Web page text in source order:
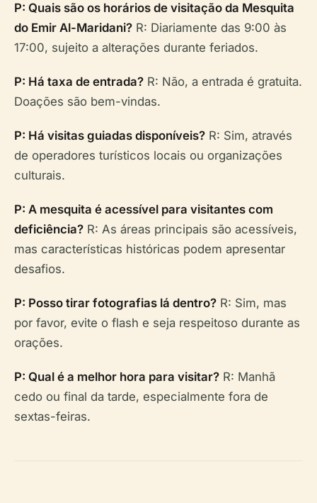
P: Quais são os horários de visitação da Mesquita
do Emir Al-Maridani? R: Diariamente das 9:00 às
17:00, sujeito a alterações durante feriados.
P: Há taxa de entrada? R: Não, a entrada é gratuita.
Doações são bem-vindas.
P: Há visitas guiadas disponíveis? R: Sim, através
de operadores turísticos locais ou organizações
culturais.
P: A mesquita é acessível para visitantes com
deficiência? R: As áreas principais são acessíveis,
mas características históricas podem apresentar
desafios.
P: Posso tirar fotografias lá dentro? R: Sim, mas
por favor, evite o flash e seja respeitoso durante as
orações.
P: Qual é a melhor hora para visitar? R: Manhã
cedo ou final da tarde, especialmente fora de
sextas-feiras.